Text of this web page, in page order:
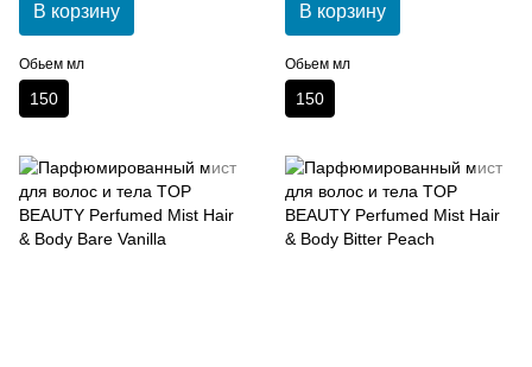
В корзину
Обьем мл
150
В корзину
Обьем мл
150